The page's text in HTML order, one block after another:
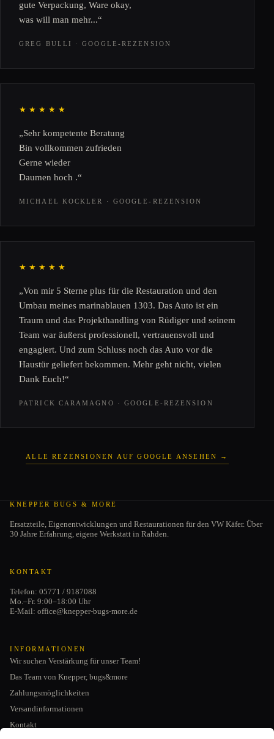
gute Verpackung, Ware okay,
was will man mehr...“
GREG BULLI · GOOGLE-REZENSION
★★★★★
„Sehr kompetente Beratung
Bin vollkommen zufrieden
Gerne wieder
Daumen hoch .“
MICHAEL KOCKLER · GOOGLE-REZENSION
★★★★★
„Von mir 5 Sterne plus für die Restauration und den
Umbau meines marinablauen 1303. Das Auto ist ein
Traum und das Projekthandling von Rüdiger und seinem
Team war äußerst professionell, vertrauensvoll und
engagiert. Und zum Schluss noch das Auto vor die
Haustür geliefert bekommen. Mehr geht nicht, vielen
Dank Euch!“
PATRICK CARAMAGNO · GOOGLE-REZENSION
ALLE REZENSIONEN AUF GOOGLE ANSEHEN →
KNEPPER BUGS & MORE
Ersatzteile, Eigenentwicklungen und Restaurationen für den VW Käfer. Über
30 Jahre Erfahrung, eigene Werkstatt in Rahden.
KONTAKT
Telefon: 05771 / 9187088
Mo.–Fr. 9:00–18:00 Uhr
E-Mail: office@knepper-bugs-more.de
INFORMATIONEN
Wir suchen Verstärkung für unser Team!
Das Team von Knepper, bugs&more
Zahlungsmöglichkeiten
Versandinformationen
Kontakt